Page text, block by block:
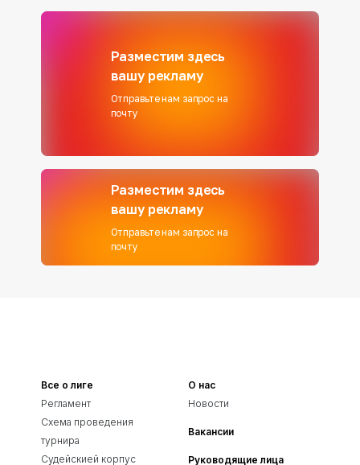
Разместим здесь
вашу рекламу
Отправьте нам запрос на
почту
Разместим здесь
вашу рекламу
Отправьте нам запрос на
почту
Все о лиге
Регламент
Схема проведения
турнира
Судейскией корпус
О нас
Новости
Вакансии
Руководящие лица